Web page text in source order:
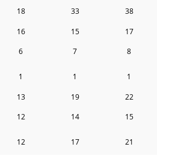
18 33
38
16 15
17
6 7
8
1 1
1
13 19
22
12 14
15
12 17 21